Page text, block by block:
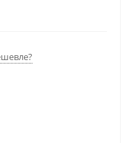
DDR4 16Gb,